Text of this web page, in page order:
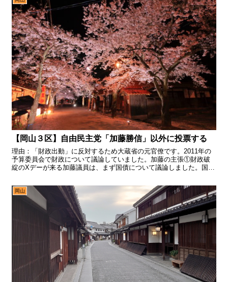
【岡山３区】自由民主党「加藤勝信」以外に投票する
理由：「財政出動」に反対するため大蔵省の元官僚です。2011年の
予算委員会で財政について議論していました。加藤の主張①財政破
綻のXデーが来る加藤議員は、まず国債について議論しました。国債
岡山